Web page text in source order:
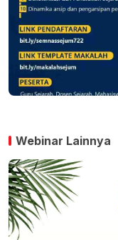
Webinar Lainnya